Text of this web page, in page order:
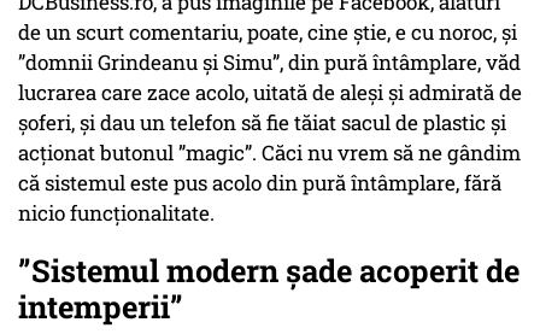
de un scurt comentariu, poate, cine știe, e cu noroc, și
”domnii Grindeanu și Simu”, din pură întâmplare, văd
lucrarea care zace acolo, uitată de aleși și admirată de
șoferi, și dau un telefon să fie tăiat sacul de plastic și
acționat butonul ”magic”. Căci nu vrem să ne gândim
că sistemul este pus acolo din pură întâmplare, fără
nicio funcționalitate.
”Sistemul modern șade acoperit de
intemperii”